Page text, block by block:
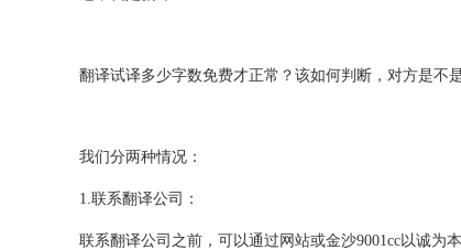
翻译试译多少字数免费才正常？该如何判断，对方是不
我们分两种情况：
1.联系翻译公司：
联系翻译公司之前，可以通过网站或金沙9001cc以诚为